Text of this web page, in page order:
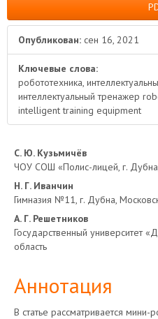
Опубликован: сен 16, 2021
Ключевые слова:
робототехника,
интеллектуальный тренажер
intelligent training equipment
Основное
содержимое
статьи
С. Ю. Кузьмичёв
ЧОУ СОШ «Полис-лицей, г.
Н. Г. Иванчин
Гимназия №11, г. Дубна,
А. Г. Решетников
Государственный университет
область
Аннотация
В статье рассматривается мини-